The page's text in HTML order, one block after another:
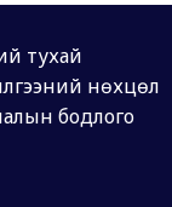
тухай
нөхцөл
бодлого